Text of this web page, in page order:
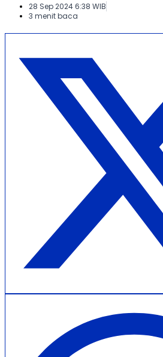
28 Sep 2024 6:38 WIB
3 menit baca